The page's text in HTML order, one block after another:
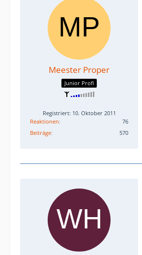
Meester Proper
Junior Profi
Registriert: 10. Oktober 2011
Reaktionen
76
Beiträge
570